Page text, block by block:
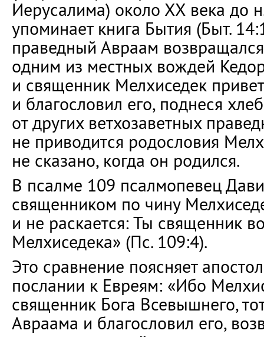
Иерусалима) около ХХ века до
упоминает книга Бытия (Быт.
праведный Авраам
одним из местных вождей
и священник Мелхиседек
и благословил его, поднеся
от других ветхозаветных
не приводится родословия
не сказано, когда он родился.
В псалме 109 псалмопевец
священником по чину
и не раскается: Ты священник
Мелхиседека» (Пс. 109:4).
Это сравнение поясняет
послании к Евреям: «Ибо
священник Бога Всевышнего,
Авраама и благословил его,